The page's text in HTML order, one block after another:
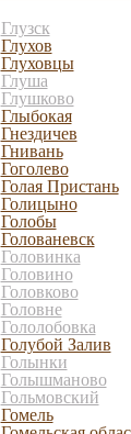
Глузск
Глухов
Глуховцы
Глуша
Глушково
Глыбокая
Гнездичев
Гнивань
Гоголево
Голая Пристань
Голицыно
Голобы
Голованевск
Головинка
Головино
Головково
Головне
Гололобовка
Голубой Залив
Голынки
Голышманово
Гольмовский
Гомель